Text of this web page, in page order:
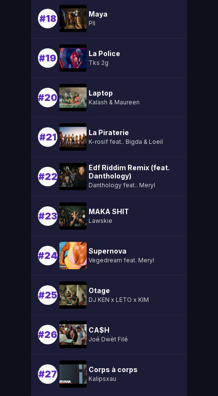
#18 Maya
Pll
#19 La Police
Tks 2g
#20 Laptop
Kalash & Maureen
#21 La Piraterie
K-rosif feat.. Bigda & Loeil
#22
Edf Riddim Remix (feat.
Danthology)
Danthology feat.. Meryl
#23 MAKA SHIT
Lawskie
#24 Supernova
Vegedream feat. Meryl
#25 Otage
DJ KEN x LETO x KIM
#26 CA$H
Joé Dwèt Filé
#27 Corps à corps
Kalipsxau